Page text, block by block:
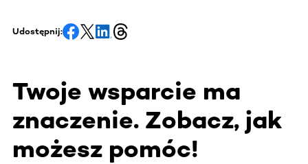
Udostępnij:
Twoje wsparcie ma
znaczenie. Zobacz, jak
możesz pomóc!